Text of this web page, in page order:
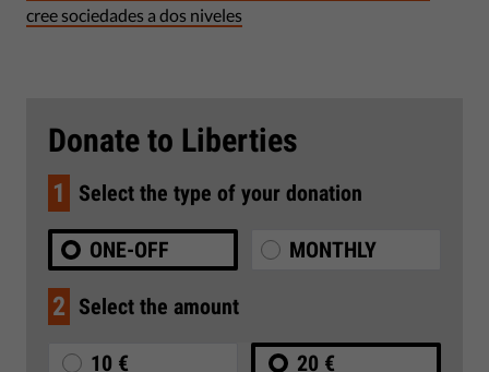
cree sociedades a dos niveles
Donate to Liberties
1 Select the type of your donation
ONE-OFF MONTHLY
2 Select the amount
10 € 20 €